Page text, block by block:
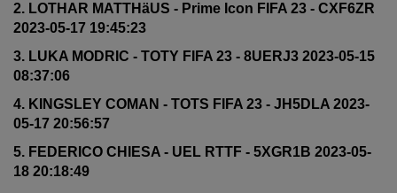
2. LOTHAR MATTHäUS - Prime Icon FIFA 23 - CXF6ZR
2023-05-17 19:45:23
3. LUKA MODRIC - TOTY FIFA 23 - 8UERJ3 2023-05-15
08:37:06
4. KINGSLEY COMAN - TOTS FIFA 23 - JH5DLA 2023-
05-17 20:56:57
5. FEDERICO CHIESA - UEL RTTF - 5XGR1B 2023-05-
18 20:18:49